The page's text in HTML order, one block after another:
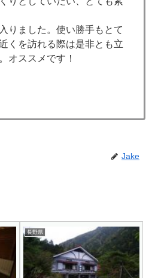
りました。使い勝手もとて
くを訪れる際は是非とも立
オススメです！
Jake
長野県